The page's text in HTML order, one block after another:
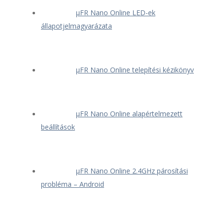
μFR Nano Online LED-ek
állapotjelmagyarázata
μFR Nano Online telepítési kézikönyv
μFR Nano Online alapértelmezett
beállítások
μFR Nano Online 2.4GHz párosítási
probléma – Android